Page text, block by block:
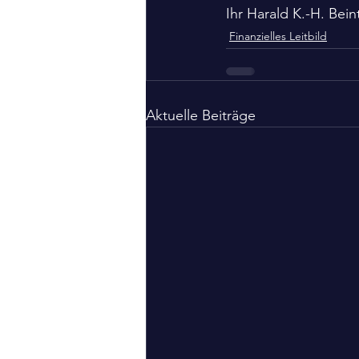
Ihr Harald K.-H.
Finanzielles Leitbild
Aktuelle Beiträge